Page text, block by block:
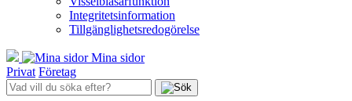
Integritetsinformation
Tillgänglighetsredogörelse
Mina sidor
Privat Företag